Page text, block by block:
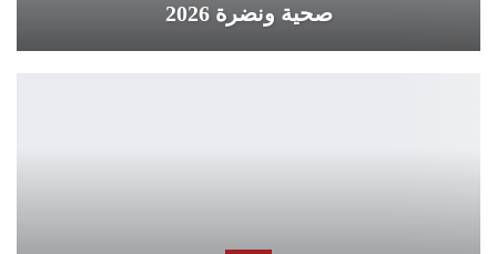
صحية ونضرة 2026